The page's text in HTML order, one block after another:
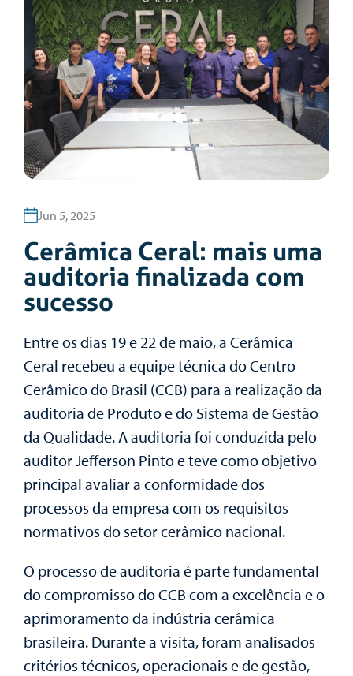
Jun 5, 2025
Cerâmica Ceral: mais uma
auditoria finalizada com
sucesso
Entre os dias 19 e 22 de maio, a Cerâmica
Ceral recebeu a equipe técnica do Centro
Cerâmico do Brasil (CCB) para a realização da
auditoria de Produto e do Sistema de Gestão
da Qualidade. A auditoria foi conduzida pelo
auditor Jefferson Pinto e teve como objetivo
principal avaliar a conformidade dos
processos da empresa com os requisitos
normativos do setor cerâmico nacional.
O processo de auditoria é parte fundamental
do compromisso do CCB com a excelência e o
aprimoramento da indústria cerâmica
brasileira. Durante a visita, foram analisados
critérios técnicos, operacionais e de gestão,